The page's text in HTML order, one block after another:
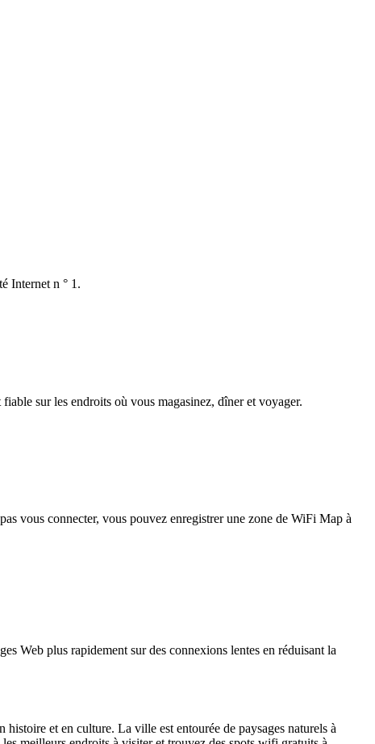
Internet n ° 1.
sur les endroits où vous magasinez, dîner et voyager.
vous connecter, vous pouvez enregistrer une zone de WiFi Map à
Web plus rapidement sur des connexions lentes en réduisant la
et en culture. La ville est entourée de paysages naturels à